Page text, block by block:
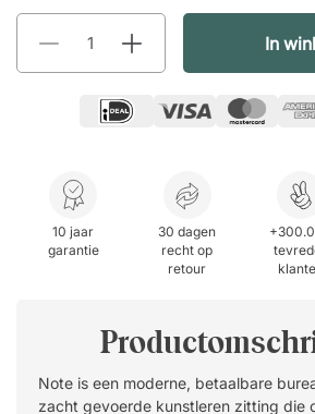
In
10 jaar
garantie
30 dagen
recht op
retour
Note is een moderne, betaalbare
zacht gevoerde kunstleren zitting die